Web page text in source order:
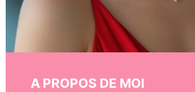
A PROPOS DE MOI